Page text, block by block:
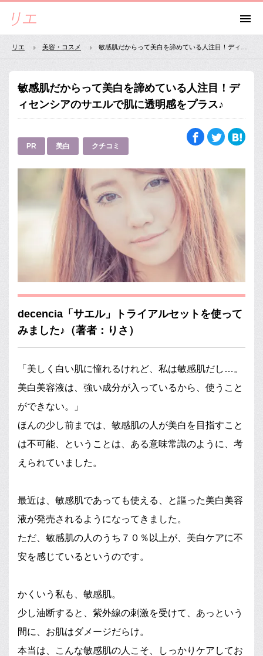
リエ 美容・コスメ
敏感肌だからって美白を諦めている人注目！デ
ィセンシアのサエルで肌に透明感をプラス♪
PR 美白 クチコミ
decencia「サエル」トライアルセットを使って
みました♪（著者：りさ）
「美しく白い肌に憧れるけれど、私は敏感肌だし…。
美白美容液は、強い成分が入っているから、使うこと
ができない。」
ほんの少し前までは、敏感肌の人が美白を目指すこと
は不可能、ということは、ある意味常識のように、考
えられていました。
最近は、敏感肌であっても使える、と謳った美白美容
液が発売されるようになってきました。
ただ、敏感肌の人のうち７０％以上が、美白ケアに不
安を感じているというのです。
かくいう私も、敏感肌。
少し油断すると、紫外線の刺激を受けて、あっという
間に、お肌はダメージだらけ。
本当は、こんな敏感肌の人こそ、しっかりケアしてお